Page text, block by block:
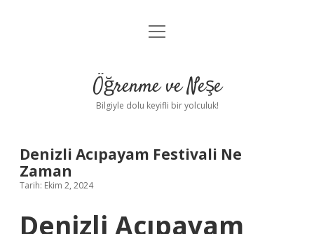
Anasayfa
Yasal Uyarı
menüyü
Öğrenme ve Neşe
Bilgiyle dolu keyifli bir yolculuk!
Denizli Acıpayam Festivali Ne
Zaman
Tarih: Ekim 2, 2024
Denizli Acıpayam